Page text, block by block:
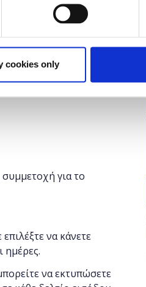
cookies only
να δημιουργήσουν
του WordPress, να
περιεχόμενο
συμμετοχή για το
να κάνετε
ημέρες.
να εκτυπώσετε